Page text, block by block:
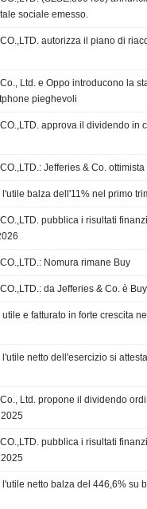
sociale emesso.
autorizza il piano di
Ltd. e Oppo introducono la
pieghevoli
approva il dividendo in
Jefferies & Co.
balza dell'11% nel primo
pubblica i risultati
Nomura rimane Buy
da Jefferies & Co. è Buy
e fatturato in forte crescita
netto dell'esercizio si
Ltd. propone il dividendo
pubblica i risultati
netto balza del 446,6% su